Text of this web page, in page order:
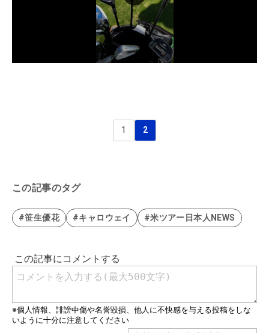
1 2
この記事のタグ
#笹生優花 #キャロウェイ #米ツアー日本人NEWS